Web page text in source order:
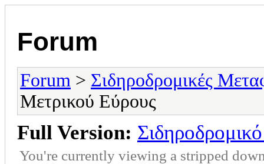
Forum
Forum > Σιδηροδρομικές
Μετρικού Εύρους
Full Version:
You're currently viewing a stripped